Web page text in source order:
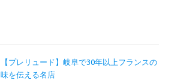
【プレリュード】岐阜で30年以上フランスの
味を伝える名店